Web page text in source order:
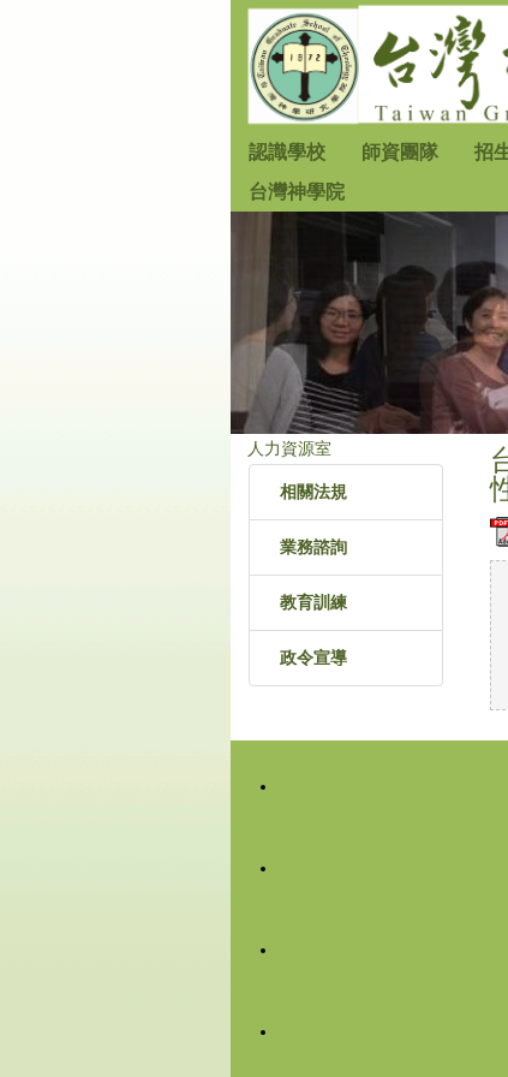
認識學校 師資團隊 招
台灣神學院
人力資源室
相關法規
業務諮詢
教育訓練
政令宣導